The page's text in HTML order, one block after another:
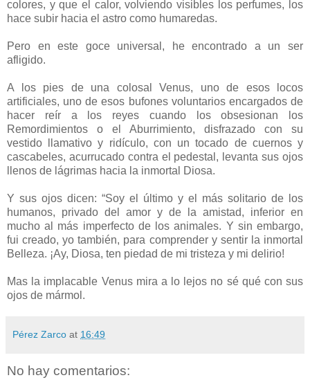
colores, y que el calor, volviendo visibles los perfumes, los
hace subir hacia el astro como humaredas.
Pero en este goce universal, he encontrado a un ser
afligido.
A los pies de una colosal Venus, uno de esos locos
artificiales, uno de esos bufones voluntarios encargados de
hacer reír a los reyes cuando los obsesionan los
Remordimientos o el Aburrimiento, disfrazado con su
vestido llamativo y ridículo, con un tocado de cuernos y
cascabeles, acurrucado contra el pedestal, levanta sus ojos
llenos de lágrimas hacia la inmortal Diosa.
Y sus ojos dicen: “Soy el último y el más solitario de los
humanos, privado del amor y de la amistad, inferior en
mucho al más imperfecto de los animales. Y sin embargo,
fui creado, yo también, para comprender y sentir la inmortal
Belleza. ¡Ay, Diosa, ten piedad de mi tristeza y mi delirio!
Mas la implacable Venus mira a lo lejos no sé qué con sus
ojos de mármol.
Pérez Zarco at 16:49
No hay comentarios: